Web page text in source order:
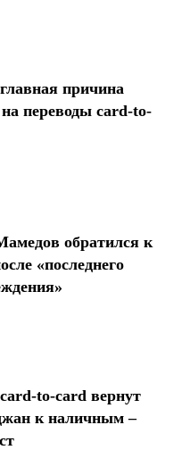
причина
переводы card-to-
обратился к
«последнего
to-card вернут
к наличным –